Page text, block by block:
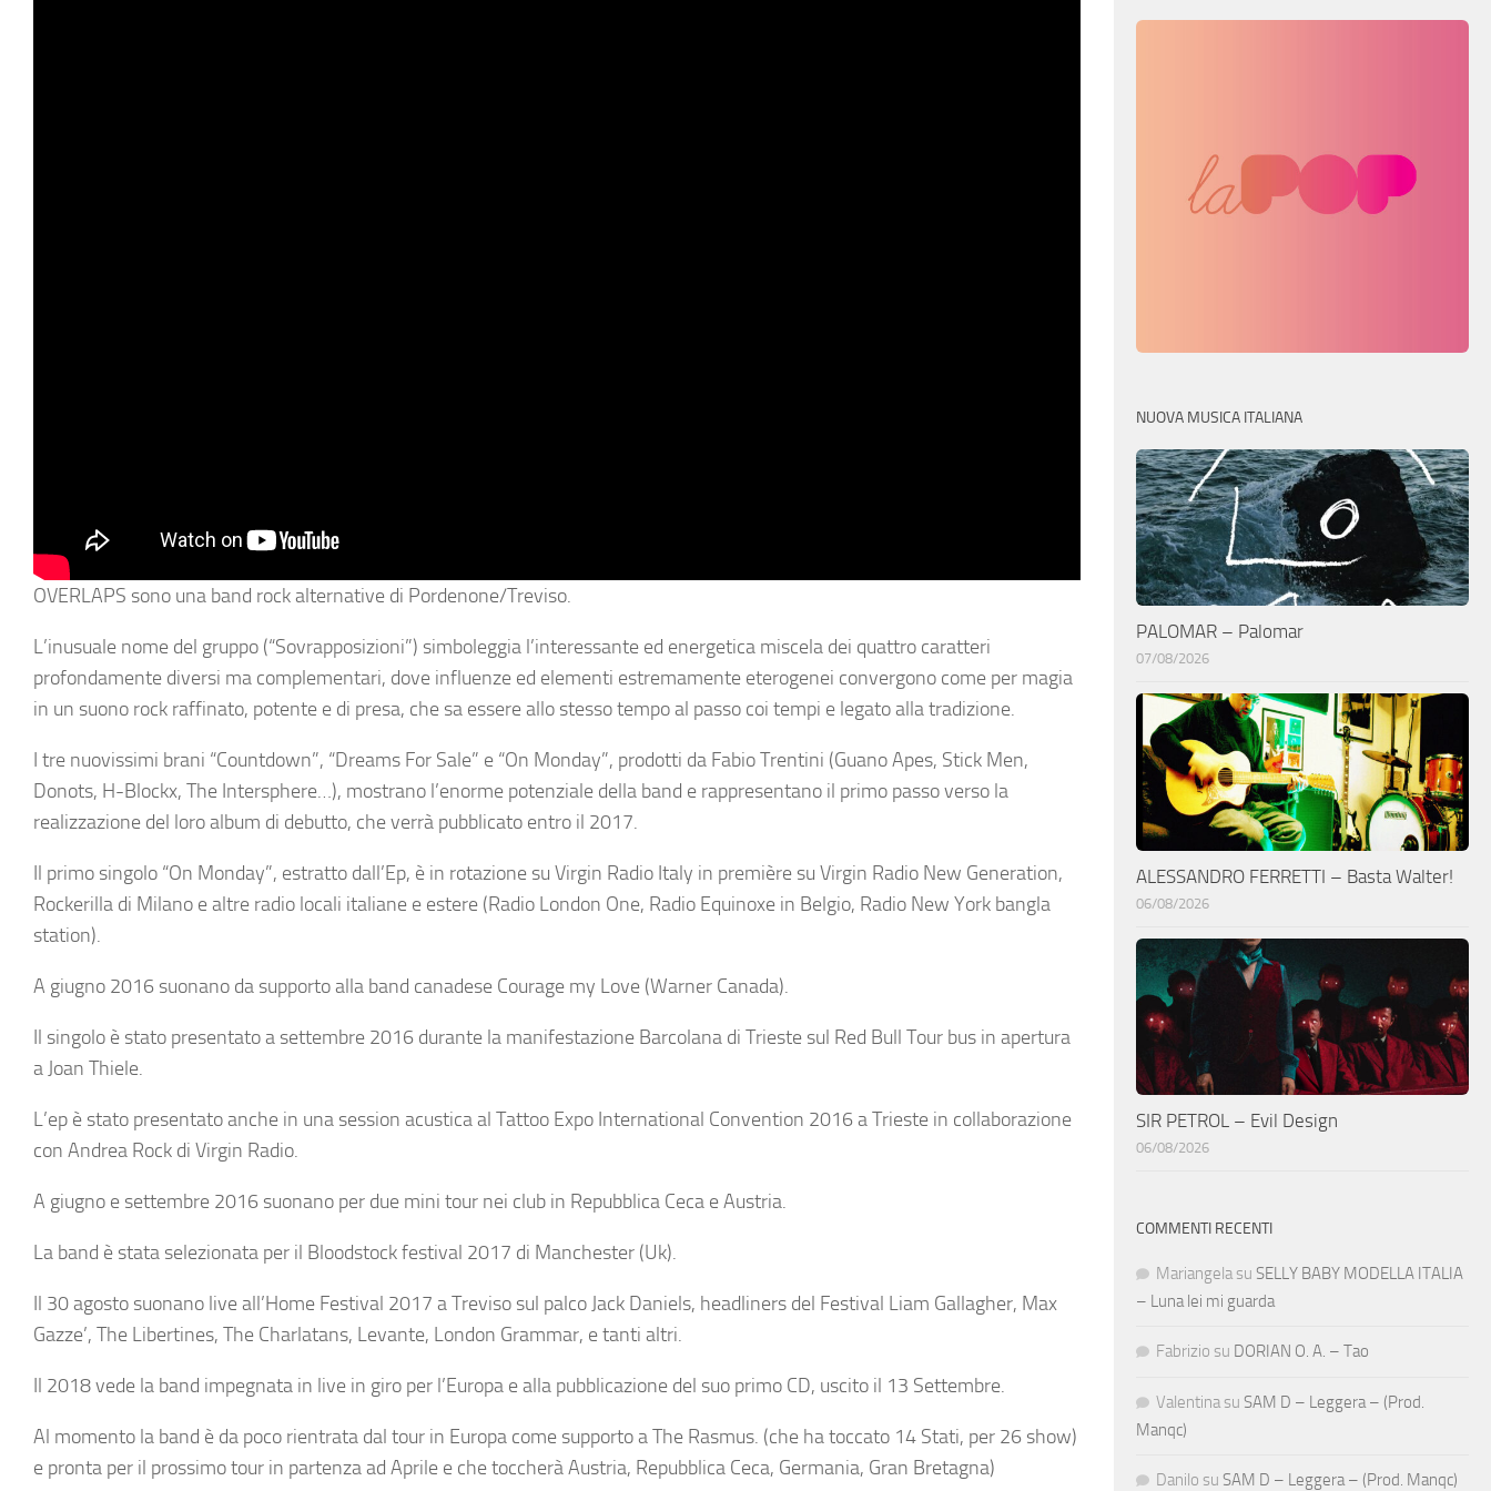
OVERLAPS sono una band rock alternative di Pordenone/Treviso.
L’inusuale nome del gruppo (“Sovrapposizioni”) simboleggia l’interessante ed energetica miscela dei quattro caratteri
profondamente diversi ma complementari, dove influenze ed elementi estremamente eterogenei convergono come per magia
in un suono rock raffinato, potente e di presa, che sa essere allo stesso tempo al passo coi tempi e legato alla tradizione.
I tre nuovissimi brani “Countdown”, “Dreams For Sale” e “On Monday”, prodotti da Fabio Trentini (Guano Apes, Stick Men,
Donots, H-Blockx, The Intersphere…), mostrano l’enorme potenziale della band e rappresentano il primo passo verso la
realizzazione del loro album di debutto, che verrà pubblicato entro il 2017.
Il primo singolo “On Monday”, estratto dall’Ep, è in rotazione su Virgin Radio Italy in première su Virgin Radio New Generation,
Rockerilla di Milano e altre radio locali italiane e estere (Radio London One, Radio Equinoxe in Belgio, Radio New York bangla
station).
A giugno 2016 suonano da supporto alla band canadese Courage my Love (Warner Canada).
Il singolo è stato presentato a settembre 2016 durante la manifestazione Barcolana di Trieste sul Red Bull Tour bus in apertura
a Joan Thiele.
L’ep è stato presentato anche in una session acustica al Tattoo Expo International Convention 2016 a Trieste in collaborazione
con Andrea Rock di Virgin Radio.
A giugno e settembre 2016 suonano per due mini tour nei club in Repubblica Ceca e Austria.
La band è stata selezionata per il Bloodstock festival 2017 di Manchester (Uk).
Il 30 agosto suonano live all’Home Festival 2017 a Treviso sul palco Jack Daniels, headliners del Festival Liam Gallagher, Max
Gazze’, The Libertines, The Charlatans, Levante, London Grammar, e tanti altri.
Il 2018 vede la band impegnata in live in giro per l’Europa e alla pubblicazione del suo primo CD, uscito il 13 Settembre.
Al momento la band è da poco rientrata dal tour in Europa come supporto a The Rasmus. (che ha toccato 14 Stati, per 26 show)
e pronta per il prossimo tour in partenza ad Aprile e che toccherà Austria, Repubblica Ceca, Germania, Gran Bretagna)
NUOVA MUSICA ITALIANA
PALOMAR – Palomar
07/08/2026
ALESSANDRO FERRETTI – Basta Walter!
06/08/2026
SIR PETROL – Evil Design
06/08/2026
COMMENTI RECENTI
Mariangela su SELLY BABY MODELLA ITALIA
– Luna lei mi guarda
Fabrizio su DORIAN O. A. – Tao
Valentina su SAM D – Leggera – (Prod.
Manqc)
Danilo su SAM D – Leggera – (Prod. Manqc)